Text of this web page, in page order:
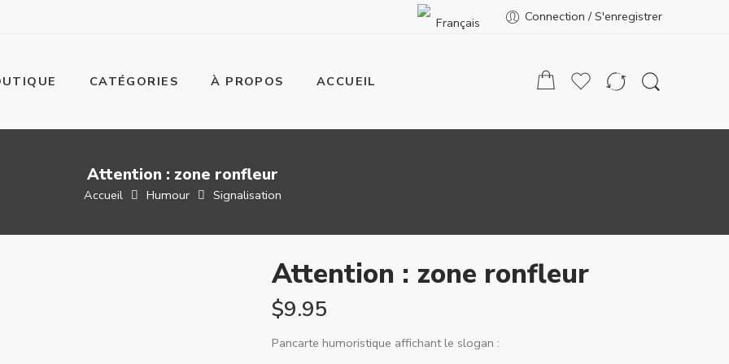
Français Connection / S'enregistrer
CATÉGORIES À PROPOS ACCUEIL
Attention : zone ronfleur
Accueil Humour Signalisation
Attention : zone ronfleur
$9.95
Pancarte humoristique affichant le slogan :